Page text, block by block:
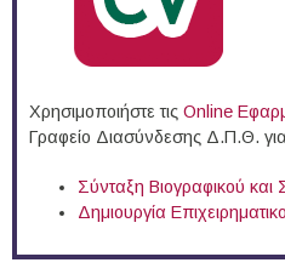
Χρησιμοποιήστε τις Online
Γραφείο Διασύνδεσης Δ.Π.Θ. για
Σύνταξη Βιογραφικού και
Δημιουργία